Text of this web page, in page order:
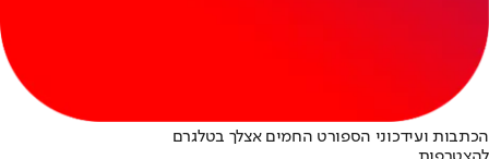
הכתבות ועידכוני הספורט החמים אצלך בטלגרם